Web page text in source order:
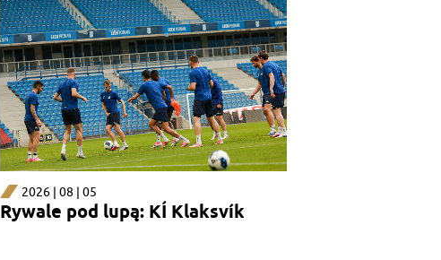
2026 | 08 | 05
Rywale pod lupą: KÍ Klaksvík